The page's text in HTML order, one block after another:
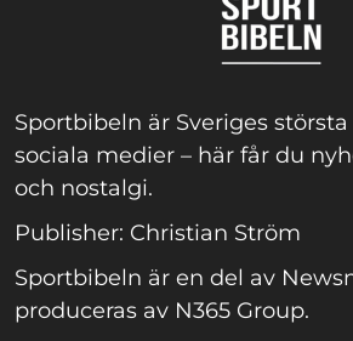
Sportbibeln är Sveriges
sociala medier – här får du
och nostalgi.
Publisher: Christian Ström
Sportbibeln är en del av
produceras av N365 Group.